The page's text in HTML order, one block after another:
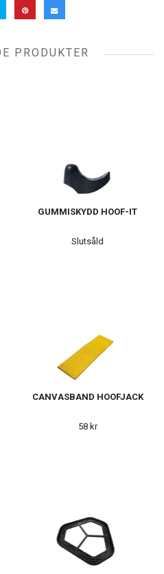
PRODUKTER
GUMMISKYDD HOOF-IT
Slutsåld
CANVASBAND HOOFJACK
58 kr